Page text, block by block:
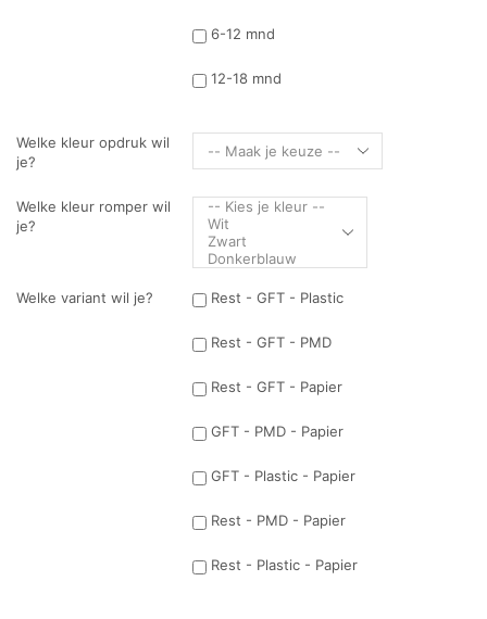
6-12 mnd
12-18 mnd
Welke kleur opdruk wil
je?
Welke kleur romper wil
je?
Welke variant wil je? Rest - GFT - Plastic
Rest - GFT - PMD
Rest - GFT - Papier
GFT - PMD - Papier
GFT - Plastic - Papier
Rest - PMD - Papier
Rest - Plastic - Papier